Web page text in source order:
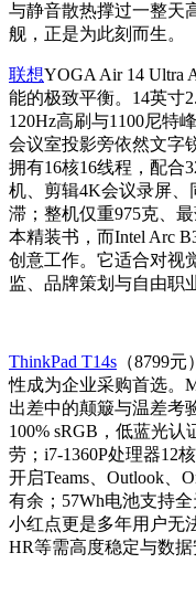
与静音散热撑过一整天
舰，正是为此刻而生。
联想YOGA Air 14 Ultra
能的极致平衡。14英寸
120Hz高刷与1100尼特
会议室投影旁依然文字
拥有16核16线程，配合
机、剪辑4K会议录屏、
滞；整机仅重975克、
本精装书，而Intel Arc
创意工作。它适合对视
监、品牌策划与自由职
ThinkPad T14s （8799
性成为企业采购首选。
出差中的颠簸与温差考
100% sRGB，低蓝光
劳；i7-1360P处理器12
开启Teams、Outlook、
有余；57Wh电池支持
小红点更是多年用户无
HR等需高度稳定与数据